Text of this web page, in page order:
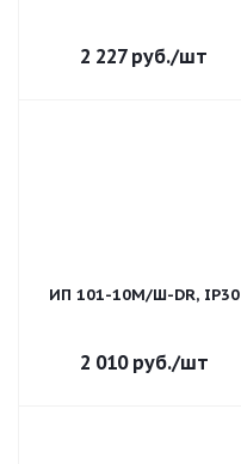
2 227руб./шт
ИП 101-10М/Ш-DR, IP30
2 010руб./шт